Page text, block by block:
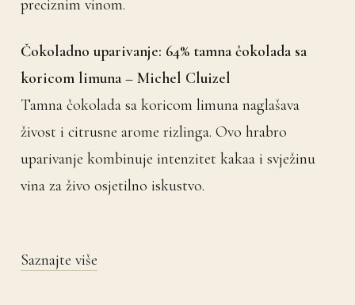
preciznim vinom.
Čokoladno uparivanje: 64% tamna čokolada sa
koricom limuna – Michel Cluizel
Tamna čokolada sa koricom limuna naglašava
živost i citrusne arome rizlinga. Ovo hrabro
uparivanje kombinuje intenzitet kakaa i svježinu
vina za živo osjetilno iskustvo.
Saznajte više